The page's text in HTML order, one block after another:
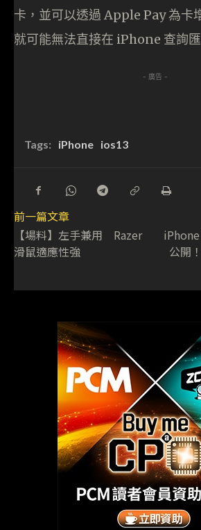
卡，並可以透過 Apple Pay 為卡
就可能無法直接在 iPhone 查詢匯
- 廣告 -
Tags: iPhone ios13
前一篇文章
【場料】左手兼用 Razer
滑鼠適應性強
公開